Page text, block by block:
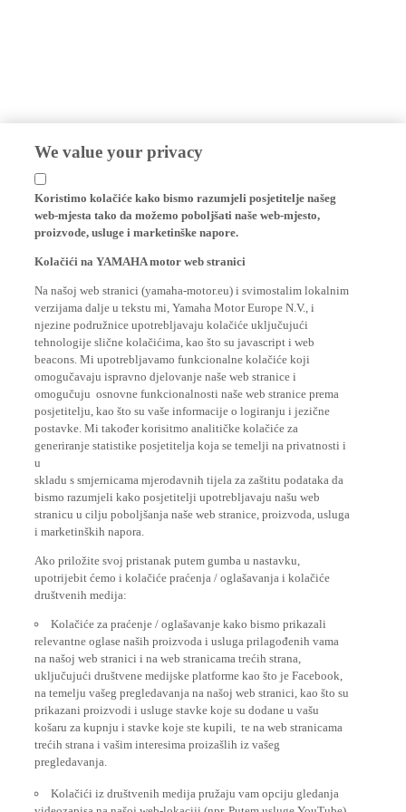
We value your privacy
Koristimo kolačiće kako bismo razumjeli posjetitelje našeg
web-mjesta tako da možemo poboljšati naše web-mjesto,
proizvode, usluge i marketinške napore.
verzijama dalje u tekstu mi, Yamaha Motor Europe N.V., i
njezine podružnice upotrebljavaju kolačiće uključujući
tehnologije slične kolačićima, kao što su javascript i web
beacons. Mi upotrebljavamo funkcionalne kolačiće koji
omogučavaju ispravno djelovanje naše web stranice i
omogučuju osnovne funkcionalnosti naše web stranice prema
posjetitelju, kao što su vaše informacije o logiranju i jezične
postavke. Mi također korisitmo analitičke kolačiće za
generiranje statistike posjetitelja koja se temelji na privatnosti i
u
skladu s smjernicama mjerodavnih tijela za zaštitu podataka da
bismo razumjeli kako posjetitelji upotrebljavaju našu web
stranicu u cilju poboljšanja naše web stranice, proizvoda, usluga
i marketinških napora.
upotrijebit ćemo i kolačiće praćenja / oglašavanja i kolačiće
društvenih medija:
relevantne oglase naših proizvoda i usluga prilagođenih vama
na našoj web stranici i na web stranicama trećih strana,
uključujući društvene medijske platforme kao što je Facebook,
na temelju vašeg pregledavanja na našoj web stranici, kao što su
prikazani proizvodi i usluge stavke koje su dodane u vašu
košaru za kupnju i stavke koje ste kupili, te na web stranicama
trećih strana i vašim interesima proizašlih iz vašeg
pregledavanja.
videozapisa na našoj web-lokaciji (npr. Putem usluge YouTube),